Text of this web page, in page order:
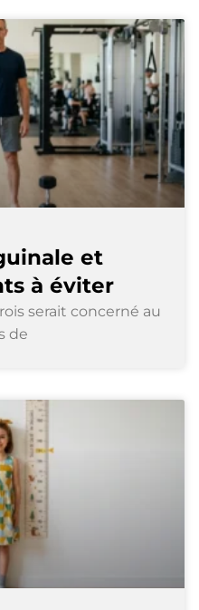
et
à éviter
serait concerné au
de